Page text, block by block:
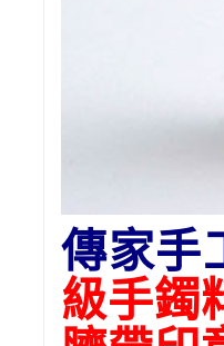
傳家手
級手鐲